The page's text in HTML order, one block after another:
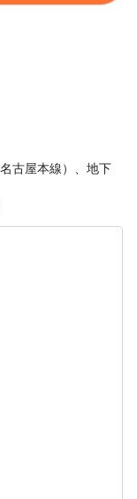
古屋本線）、地下